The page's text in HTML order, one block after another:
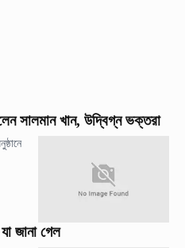
সালমান খান, উদ্বিগ্ন ভক্তরা
জানা গেল